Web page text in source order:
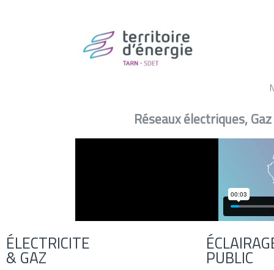
Réseaux électriques, Gaz
ÉLECTRICITE
& GAZ PUBLIC